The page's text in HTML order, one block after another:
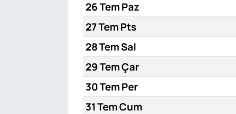
26 Tem Paz
27 Tem Pts
28 Tem Sal
29 Tem Çar
30 Tem Per
31 Tem Cum